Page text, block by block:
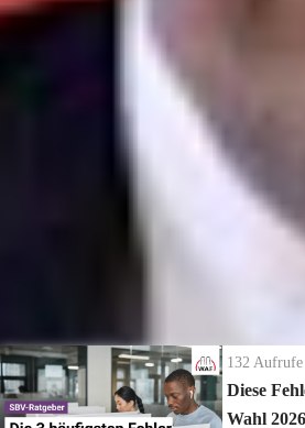
Seminar Schwerbehindertenvertretung Teil
Seminar Schwerbehindertenvertretung
Seminar Schwerbehindertenvertretung
Weitere Informationen zum Thema:
Allgemeine Informationen zum Thema
https://www.betriebsrat.com/wissen/
132 Aufrufe
Diese
Wahl 2026